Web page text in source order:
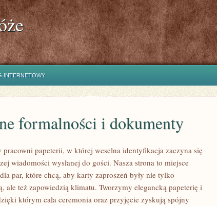
INTERNETOWY
formalności i dokumenty
pracowni papeterii, w której weselna identyfikacja zaczyna się
wiadomości wysłanej do gości. Nasza strona to miejsce
par, które chcą, aby karty zaproszeń były nie tylko
ale też zapowiedzią klimatu. Tworzymy elegancką papeterię i
którym cała ceremonia oraz przyjęcie zyskują spójny